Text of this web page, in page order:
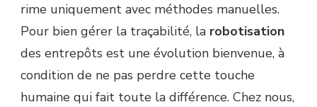
rime uniquement avec méthodes manuelles.
Pour bien gérer la traçabilité, la robotisation
des entrepôts est une évolution bienvenue, à
condition de ne pas perdre cette touche
humaine qui fait toute la différence. Chez nous,